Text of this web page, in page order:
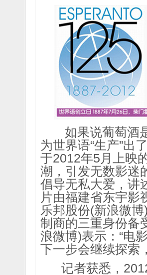
如果说葡萄酒是
为世界语“生产”
于2012年5月上映
潮，引发无数影迷
倡导无私大爱，讲
片由福建省东宇影
乐邦股份(新浪微
制商的三重身份备
浪微博)表示：“电
下一步会继续探索
记者获悉，2012